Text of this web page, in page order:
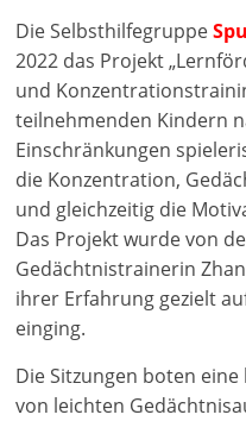
Die Selbsthilfegruppe
2022 das Projekt
und
teilnehmenden Kindern
Einschränkungen
die Konzentration,
und gleichzeitig die
Das Projekt wurde von
Gedächtnistrainerin
ihrer Erfahrung gezielt
einging.
Die Sitzungen boten
von leichten